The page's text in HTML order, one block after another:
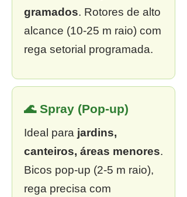
gramados. Rotores de alto
alcance (10-25 m raio) com
rega setorial programada.
🌊 Spray (Pop-up)
Ideal para jardins,
canteiros, áreas menores.
Bicos pop-up (2-5 m raio),
rega precisa com